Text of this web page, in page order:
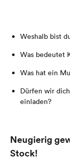
Weshalb bist
Was bedeutet
Was hat ein
Dürfen wir
einladen?
Neugierig
Stock!